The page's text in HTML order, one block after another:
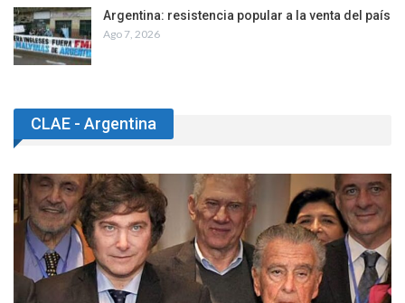
Colombia recibe a Abelardo de la Espriella en
estado de crispación política
Ago 7, 2026
Ago 7, 2026
elecciones en Argentina en 2027?
Ago 7, 2026
Argentina: resistencia popular a la venta del país
Ago 7, 2026